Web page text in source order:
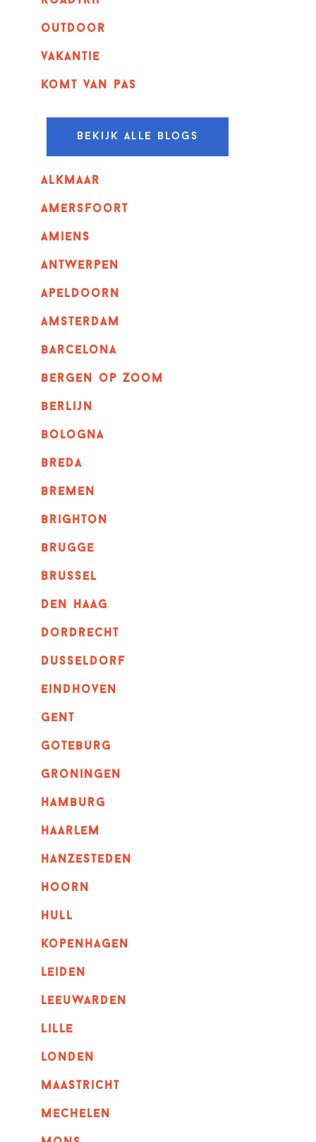
outdoor
vakantie
komt van pas
Bekijk alle blogs
alkmaar
amersfoort
amiens
Antwerpen
apeldoorn
Amsterdam
barcelona
bergen op zoom
berlijn
bologna
breda
bremen
brighton
brugge
Brussel
Den haag
dordrecht
dusseldorf
eindhoven
GENT
goteburg
groningen
hamburg
haarlem
hanzesteden
hoorn
hull
kopenhagen
leiden
leeuwarden
lille
londen
maastricht
mechelen